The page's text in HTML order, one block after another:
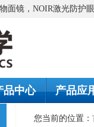
面镜，NOIR激光防护
品中心 产品应
您当前的位置：